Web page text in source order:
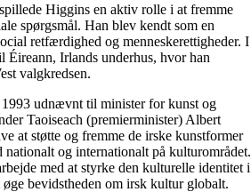
Higgins en aktiv rolle i at fremme
spørgsmål. Han blev kendt som en
retfærdighed og menneskerettigheder. I
Irlands underhus, hvor han
valgkredsen.
udnævnt til minister for kunst og
Taoiseach (premierminister) Albert
at støtte og fremme de irske kunstformer
nationalt og internationalt på kulturområdet.
med at styrke den kulturelle identitet i
bevidstheden om irsk kultur globalt.